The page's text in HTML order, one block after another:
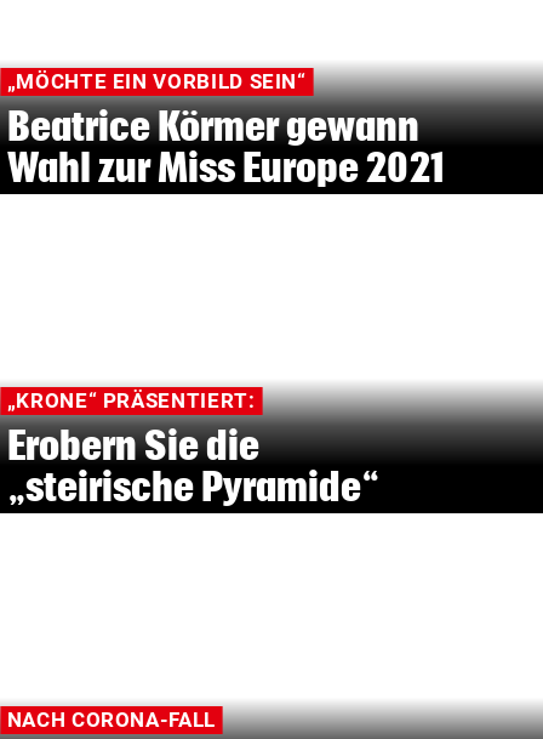
„MÖCHTE EIN VORBILD SEIN“
Beatrice Körmer gewann
Wahl zur Miss Europe 2021
„KRONE“ PRÄSENTIERT:
Erobern Sie die
„steirische Pyramide“
NACH CORONA-FALL